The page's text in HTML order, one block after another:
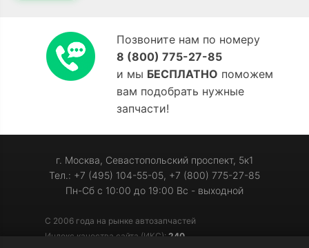
Позвоните нам по номеру
8 (800) 775-27-85
и мы БЕСПЛАТНО поможем
вам подобрать нужные
запчасти!
г. Москва, Севастопольский проспект, 5к1
Тел.: +7 (495) 104-55-05, +7 (800) 775-27-85
Пн-Сб с 10:00 до 19:00 Вс - выходной
С 2006 года на рынке автозапчастей
Индекс качества сайта (ИКС): 240